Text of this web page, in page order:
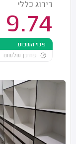
דירוג כללי
9.74
פנוי השבוע
עודכן שלשום